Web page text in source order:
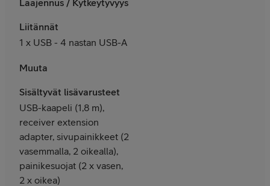
Liitännät
1 x USB - 4 nastan USB-A
Muuta
Sisältyvät lisävarusteet
USB-kaapeli (1,8 m),
receiver extension
adapter, sivupainikkeet (2
vasemmalla, 2 oikealla),
painikesuojat (2 x vasen,
2 x oikea)